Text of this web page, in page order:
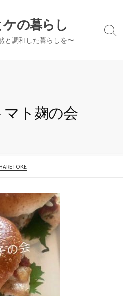
ケの暮らし
と調和した暮らしを〜
検
マト麹の会
投
HARETOKE